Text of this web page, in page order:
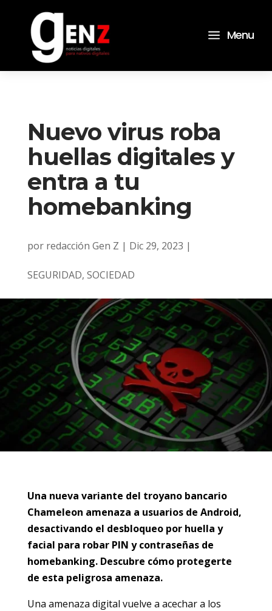
a Menu
Nuevo virus roba
huellas digitales y
entra a tu
homebanking
por redacción Gen Z | Dic 29, 2023 |
SEGURIDAD, SOCIEDAD
Una nueva variante del troyano bancario
Chameleon amenaza a usuarios de Android,
desactivando el desbloqueo por huella y
facial para robar PIN y contraseñas de
homebanking. Descubre cómo protegerte
de esta peligrosa amenaza.
Una amenaza digital vuelve a acechar a los